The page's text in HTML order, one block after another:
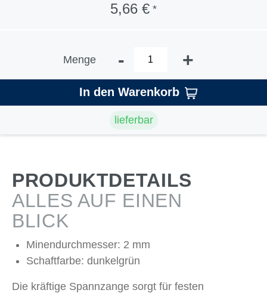
5,66 € *
Menge - +
In den Warenkorb
lieferbar
PRODUKTDETAILS
ALLES AUF EINEN
BLICK
Minendurchmesser: 2 mm
Schaftfarbe: dunkelgrün
Die kräftige Spannzange sorgt für festen